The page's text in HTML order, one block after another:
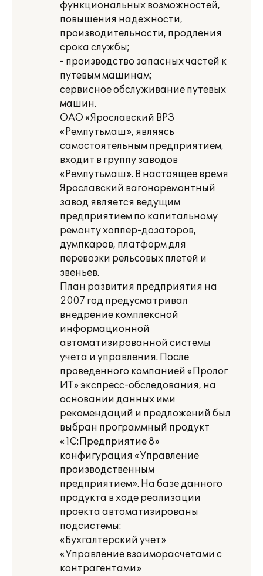
функциональных возможностей,
повышения надежности,
производительности, продления
срока службы;
- производство запасных частей к
путевым машинам;
сервисное обслуживание путевых
машин.
ОАО «Ярославский ВРЗ
«Ремпутьмаш», являясь
самостоятельным предприятием,
входит в группу заводов
«Ремпутьмаш». В настоящее время
Ярославский вагоноремонтный
завод является ведущим
предприятием по капитальному
ремонту хоппер-дозаторов,
думпкаров, платформ для
перевозки рельсовых плетей и
звеньев.
План развития предприятия на
2007 год предусматривал
внедрение комплексной
информационной
автоматизированной системы
учета и управления. После
проведенного компанией «Пролог
ИТ» экспресс-обследования, на
основании данных ими
рекомендаций и предложений был
выбран программный продукт
«1С:Предприятие 8»
конфигурация «Управление
производственным
предприятием». На базе данного
продукта в ходе реализации
проекта автоматизированы
подсистемы:
«Бухгалтерский учет»
«Управление взаиморасчетами с
контрагентами»